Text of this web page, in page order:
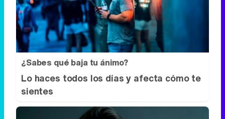
¿Sabes qué baja tu ánimo?
Lo haces todos los días y afecta cómo te
sientes